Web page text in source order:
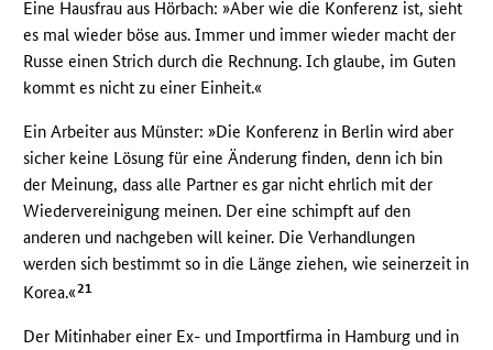
Eine Hausfrau aus Hörbach: »Aber wie die Konferenz ist, sieht
es mal wieder böse aus. Immer und immer wieder macht der
Russe einen Strich durch die Rechnung. Ich glaube, im Guten
kommt es nicht zu einer Einheit.«
Ein Arbeiter aus Münster: »Die Konferenz in Berlin wird aber
sicher keine Lösung für eine Änderung finden, denn ich bin
der Meinung, dass alle Partner es gar nicht ehrlich mit der
Wiedervereinigung meinen. Der eine schimpft auf den
anderen und nachgeben will keiner. Die Verhandlungen
werden sich bestimmt so in die Länge ziehen, wie seinerzeit in
Korea.«21
Der Mitinhaber einer Ex- und Importfirma in Hamburg und in